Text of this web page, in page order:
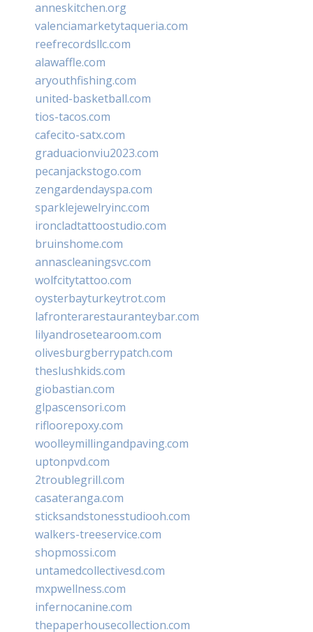
anneskitchen.org
valenciamarketytaqueria.com
reefrecordsllc.com
alawaffle.com
aryouthfishing.com
united-basketball.com
tios-tacos.com
cafecito-satx.com
graduacionviu2023.com
pecanjackstogo.com
zengardendayspa.com
sparklejewelryinc.com
ironcladtattoostudio.com
bruinshome.com
annascleaningsvc.com
wolfcitytattoo.com
oysterbayturkeytrot.com
lafronterarestauranteybar.com
lilyandrosetearoom.com
olivesburgberrypatch.com
theslushkids.com
giobastian.com
glpascensori.com
rifloorepoxy.com
woolleymillingandpaving.com
uptonpvd.com
2troublegrill.com
casateranga.com
sticksandstonesstudiooh.com
walkers-treeservice.com
shopmossi.com
untamedcollectivesd.com
mxpwellness.com
infernocanine.com
thepaperhousecollection.com